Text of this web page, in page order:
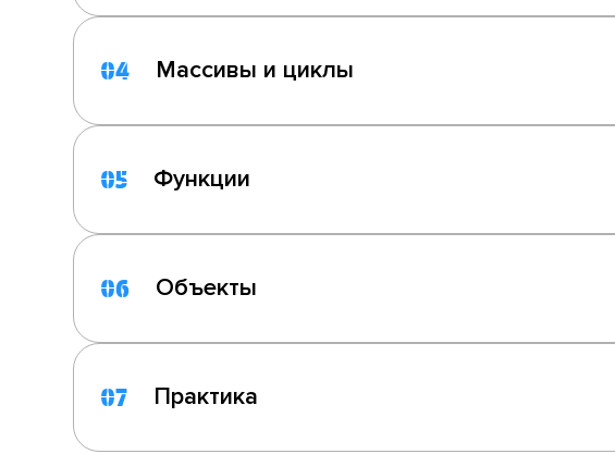
04 Массивы и циклы
05 Функции
06 Объекты
07 Практика